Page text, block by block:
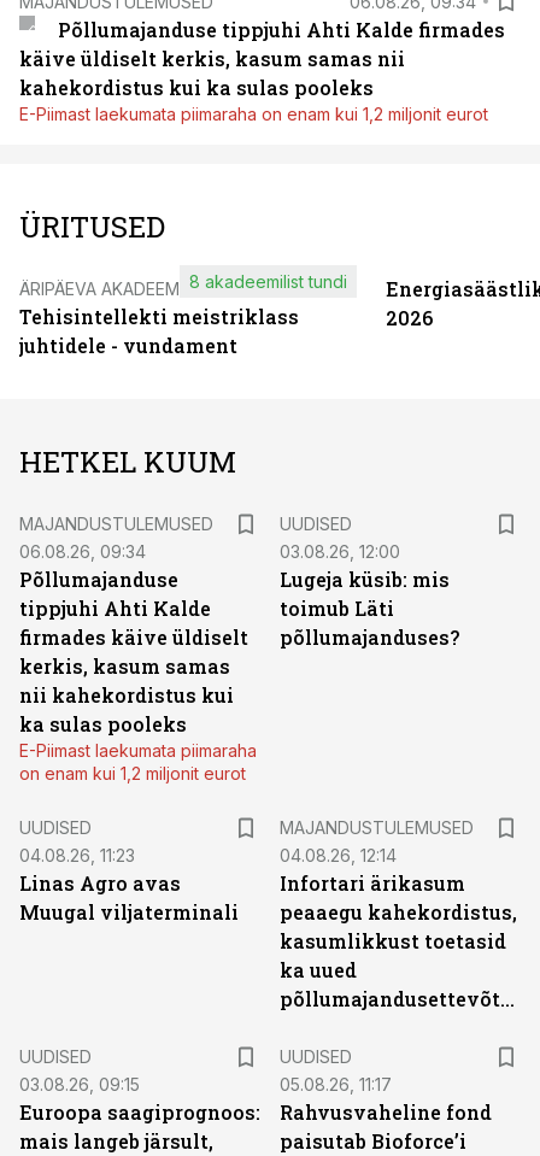
Põllumajanduse tippjuhi Ahti Kalde firmades
käive üldiselt kerkis, kasum samas nii
kahekordistus kui ka sulas pooleks
E-Piimast laekumata piimaraha on enam kui 1,2 miljonit eurot
ÜRITUSED
ÄRIPÄEVA AKADEEMIA
Tehisintellekti meistriklass
juhtidele - vundament
8 akadeemilist tundi
2026
HETKEL KUUM
MAJANDUSTULEMUSED
06.08.26, 09:34
Põllumajanduse
tippjuhi Ahti Kalde
firmades käive üldiselt
kerkis, kasum samas
nii kahekordistus kui
ka sulas pooleks
E-Piimast laekumata piimaraha
on enam kui 1,2 miljonit eurot
UUDISED
03.08.26, 12:00
Lugeja küsib: mis
toimub Läti
põllumajanduses?
UUDISED
04.08.26, 11:23
Linas Agro avas
Muugal viljaterminali
MAJANDUSTULEMUSED
04.08.26, 12:14
Infortari ärikasum
peaaegu kahekordistus,
kasumlikkust toetasid
ka uued
põllumajandusettevõtted
UUDISED
03.08.26, 09:15
Euroopa saagiprognoos:
mais langeb järsult,
UUDISED
05.08.26, 11:17
Rahvusvaheline fond
paisutab Bioforce’i